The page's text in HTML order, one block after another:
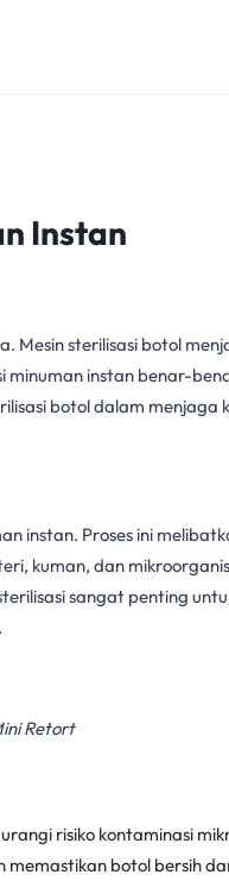
Instan
Mesin sterilisasi botol
instan benar-
botoldalam menjaga
instan. Proses ini
kuman, dan
sangat penting
Retort
risiko kontaminasi
memastikan botol bersih